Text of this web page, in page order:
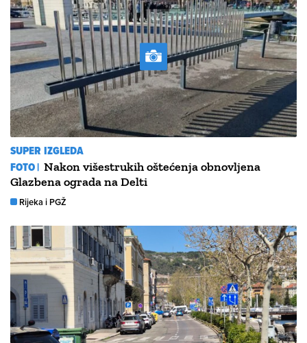
SUPER IZGLEDA
FOTO | Nakon višestrukih oštećenja obnovljena
Glazbena ograda na Delti
Rijeka i PGŽ